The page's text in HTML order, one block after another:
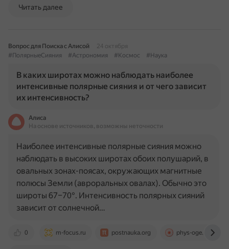
Читать далее
Вопрос для Поиска с Алисой
24 октября
#ПолярныеСияния
#Астрономия #Космос #Наука
В каких широтах можно наблюдать наиболее
интенсивные полярные сияния и от чего зависит
их интенсивность?
Алиса
На основе источников, возможны неточности
0 m-focus.ru postnauka.org phys-
Наиболее интенсивные полярные сияния можно
наблюдать в высоких широтах обоих полушарий, в
овальных зонах-поясах, окружающих магнитные
полюсы Земли (авроральных овалах). Обычно это
широты 67–70°. Интенсивность полярных сияний
зависит от солнечной…